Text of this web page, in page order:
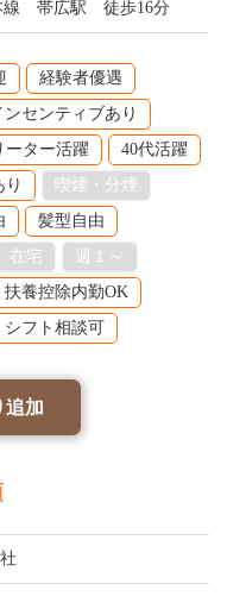
線 帯広駅 徒歩16分
経験者優遇
ンセンティブあり
ーター活躍
40代活躍
り
喫煙・分煙
髪型自由
在宅
週１～
扶養控除内勤OK
シフト相談可
追加